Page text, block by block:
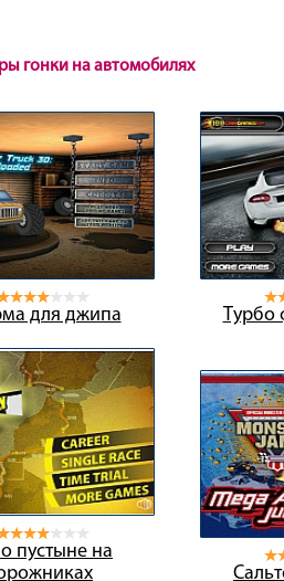
гонки на автомобилях
для джипа Турбо
пустыне на